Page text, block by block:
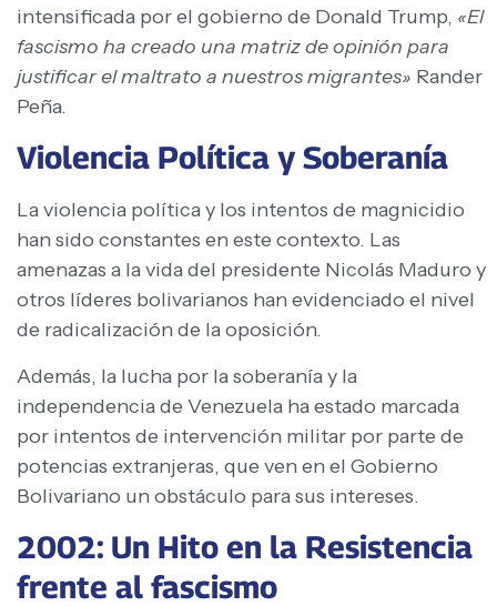
intensificada por el gobierno de Donald Trump, «El
fascismo ha creado una matriz de opinión para
justificar el maltrato a nuestros migrantes» Rander
Peña.
Violencia Política y Soberanía
La violencia política y los intentos de magnicidio
han sido constantes en este contexto. Las
amenazas a la vida del presidente Nicolás Maduro y
otros líderes bolivarianos han evidenciado el nivel
de radicalización de la oposición.
Además, la lucha por la soberanía y la
independencia de Venezuela ha estado marcada
por intentos de intervención militar por parte de
potencias extranjeras, que ven en el Gobierno
Bolivariano un obstáculo para sus intereses.
2002: Un Hito en la Resistencia
frente al fascismo